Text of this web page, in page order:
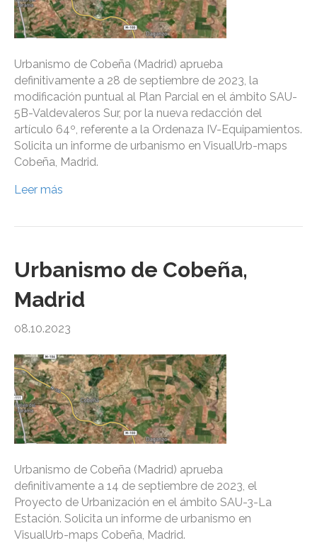
Urbanismo de Cobeña (Madrid) aprueba
definitivamente a 28 de septiembre de 2023, la
modificación puntual al Plan Parcial en el ámbito SAU-
5B-Valdevaleros Sur, por la nueva redacción del
artículo 64º, referente a la Ordenaza IV-Equipamientos.
Solicita un informe de urbanismo en VisualUrb-maps
Cobeña, Madrid.
Leer más
Urbanismo de Cobeña,
Madrid
08.10.2023
Urbanismo de Cobeña (Madrid) aprueba
definitivamente a 14 de septiembre de 2023, el
Proyecto de Urbanización en el ámbito SAU-3-La
Estación. Solicita un informe de urbanismo en
VisualUrb-maps Cobeña, Madrid.